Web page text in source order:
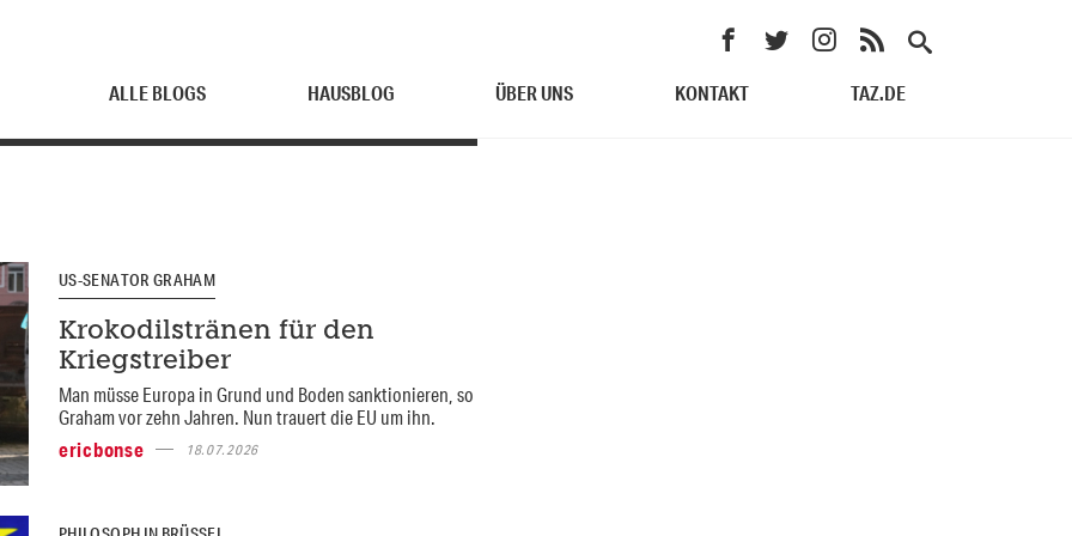
ALLE BLOGS HAUSBLOG ÜBER UNS KONTAKT TAZ.DE
US-SENATOR GRAHAM
Krokodilstränen für den
Kriegstreiber
Man müsse Europa in Grund und Boden sanktionieren, so
Graham vor zehn Jahren. Nun trauert die EU um ihn.
ericbonse
18.07.2026